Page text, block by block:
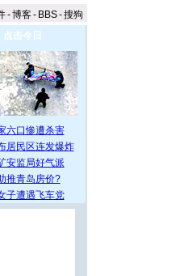
-博客- BBS-搜狗
点击今日
六口惨遭杀害
居民区连发爆炸
安监局好气派
推青岛房价?
子遭遇飞车党